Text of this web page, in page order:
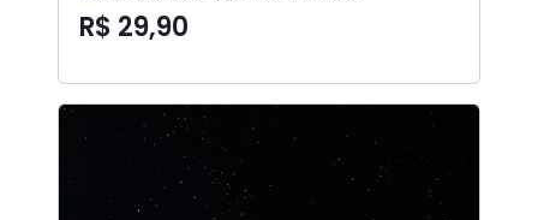
R$ 29,90